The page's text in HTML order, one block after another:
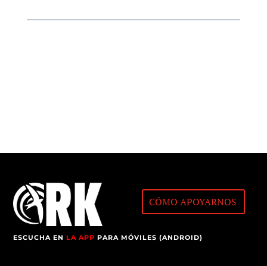
CÓMO APOYARNOS
ESCUCHA ENLA APP PARA MÓVILES (ANDROID)